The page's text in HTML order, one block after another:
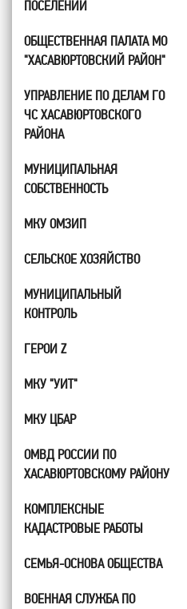
ПОСЕЛЕНИЙ
ОБЩЕСТВЕННАЯ ПАЛАТА МО
"ХАСАВЮРТОВСКИЙ РАЙОН"
УПРАВЛЕНИЕ ПО ДЕЛАМ ГО
ЧС ХАСАВЮРТОВСКОГО
РАЙОНА
МУНИЦИПАЛЬНАЯ
СОБСТВЕННОСТЬ
МКУ ОМЗИП
СЕЛЬСКОЕ ХОЗЯЙСТВО
МУНИЦИПАЛЬНЫЙ
КОНТРОЛЬ
ГЕРОИ Z
МКУ "УИТ"
МКУ ЦБАР
ОМВД РОССИИ ПО
ХАСАВЮРТОВСКОМУ РАЙОНУ
КОМПЛЕКСНЫЕ
КАДАСТРОВЫЕ РАБОТЫ
СЕМЬЯ-ОСНОВА ОБЩЕСТВА
ВОЕННАЯ СЛУЖБА ПО